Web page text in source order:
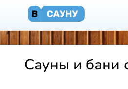
Сауны и бани